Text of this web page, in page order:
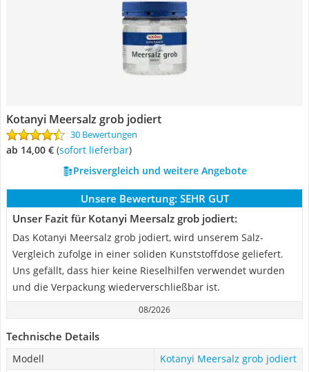
Kotanyi Meersalz grob jodiert
30 Bewertungen
ab 14,00 € ( Sofort lieferbar)
Preisvergleich und weitere Angebote
Unsere Bewertung: SEHR GUT
Unser Fazit für Kotanyi Meersalz grob jodiert:
Das Kotanyi Meersalz grob jodiert, wird unserem Salz-
Vergleich zufolge in einer soliden Kunststoffdose geliefert.
Uns gefällt, dass hier keine Rieselhilfen verwendet wurden
und die Verpackung wiederverschließbar ist.
08/2026
Technische Details
Modell
Kotanyi Meersalz grob jodiert